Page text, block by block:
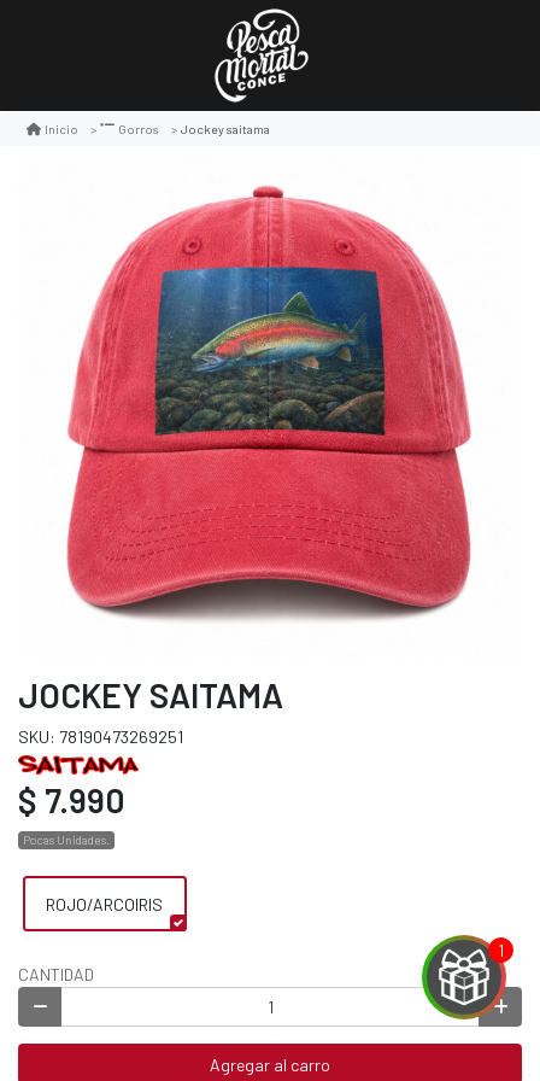
Inicio Gorros Jockey saitama
JOCKEY SAITAMA
SKU: 78190473269251
$ 7.990
Pocas Unidades.
ROJO/ARCOIRIS
CANTIDAD
Agregar al carro